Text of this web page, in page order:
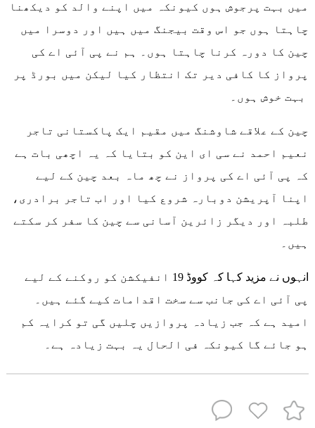
میں بہت پرجوش ہوں کیونکہ میں اپنے والد کو دیکھنا
چاہتا ہوں جو اس وقت بیجنگ میں ہیں اور دوسرا میں
چین کا دورہ کرنا چاہتا ہوں۔ ہم نے پی آئی اے کی
پرواز کا کافی دیر تک انتظار کیا لیکن میں بورڈ پر
چین کے علاقے شاوشنگ میں مقیم ایک پاکستانی تاجر
نعیم احمد نے سی ای این کو بتایا کہ یہ اچھی بات ہے
کہ پی آئی اے کی پرواز نے چھ ماہ بعد چین کے لیے
اپنا آپریشن دوبارہ شروع کیا اور اب تاجر برادری،
طلبہ اور دیگر زائرین آسانی سے چین کا سفر کر سکتے
ہیں۔
پی آئی اے کی جانب سے سخت اقدامات کیے گئے ہیں۔
امید ہے کہ جب زیادہ پروازیں چلیں گی تو کرایہ کم
ہو جائے گا کیونکہ فی الحال یہ بہت زیادہ ہے۔